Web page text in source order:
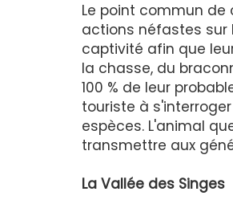
Le point commun
actions néfastes sur
captivité afin que
la chasse, du
100 % de leur
touriste à
espèces. L'animal
transmettre aux
La Vallée des Singes